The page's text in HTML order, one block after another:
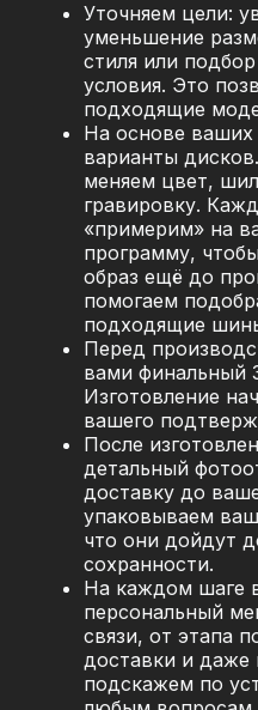
Уточняем цели:
уменьшение
стиля или
условия. Это
подходящие
На основе ваших
варианты
меняем цвет,
гравировку.
«примерим» на
программу,
образ ещё до
помогаем
подходящие
Перед
вами финальный
Изготовление
вашего
После
детальный
доставку до
упаковываем
что они дойдут
сохранности.
На каждом шаге
персональный
связи, от этапа
доставки и даже
подскажем по